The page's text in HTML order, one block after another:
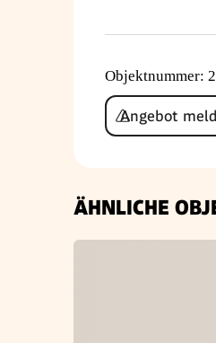
Objektnummer:
Angebot
ÄHNLICHE